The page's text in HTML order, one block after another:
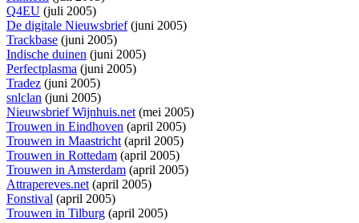
Q4EU (juli 2005)
De digitale Nieuwsbrief(juni 2005)
Trackbase (juni 2005)
Indische duinen (juni 2005)
Perfectplasma (juni 2005)
Tradez (juni 2005)
snlclan (juni 2005)
Nieuwsbrief Wijnhuis.net(mei 2005)
Trouwen in Eindhoven (april 2005)
Trouwen in Maastricht(april 2005)
Trouwen in Rottedam (april 2005)
Trouwen in Amsterdam (april 2005)
Attrapereves.net(april 2005)
Fonstival (april 2005)
Trouwen in Tilburg (april 2005)